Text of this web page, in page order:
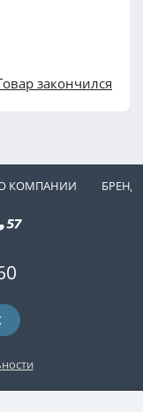
закончился
КОМПАНИИ